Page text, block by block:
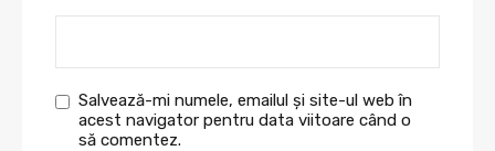
Salvează-mi numele, emailul și site-ul web în
acest navigator pentru data viitoare când o
să comentez.